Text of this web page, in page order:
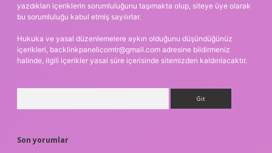
yazdıkları içeriklerin sorumluluğunu taşımakta olup, siteye üye olarak
bu sorumluluğu kabul etmiş sayılırlar.
Hukuka ve yasal düzenlemelere aykırı olduğunu düşündüğünüz
içerikleri, backlinkpanelicomtr@gmail.com adresine bildirmeniz
halinde, ilgili içerikler yasal süre içerisinde sitemizden kaldırılacaktır.
Son yorumlar